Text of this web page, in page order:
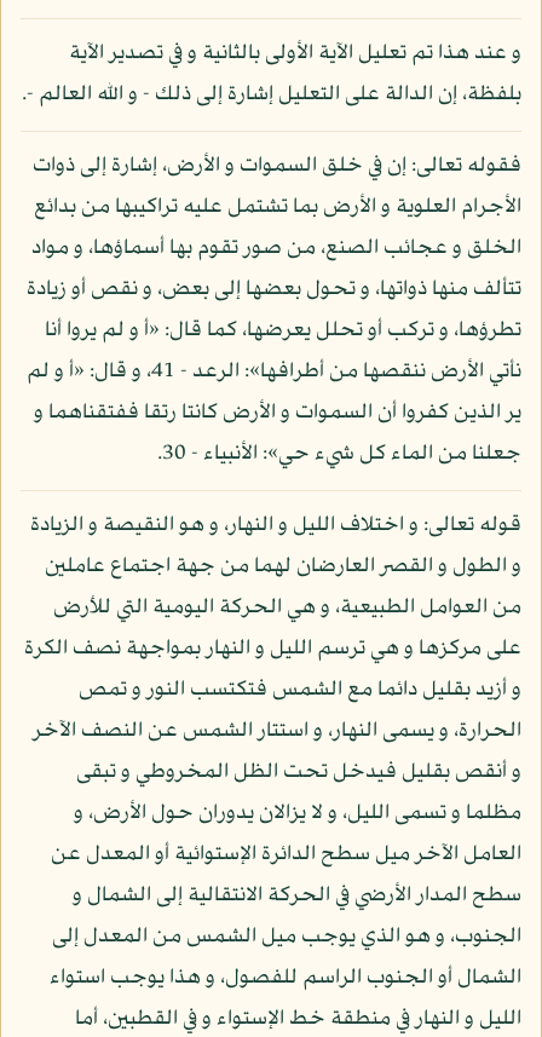
و عند هذا تم تعليل الآية الأولى بالثانية و في تصدير الآية
بلفظة، إن الدالة على التعليل إشارة إلى ذلك - و الله العالم -.
فقوله تعالى: إن في خلق السموات و الأرض، إشارة إلى ذوات
الأجرام العلوية و الأرض بما تشتمل عليه تراكيبها من بدائع
الخلق و عجائب الصنع، من صور تقوم بها أسماؤها، و مواد
تتألف منها ذواتها، و تحول بعضها إلى بعض، و نقص أو زيادة
تطرؤها، و تركب أو تحلل يعرضها، كما قال: «أ و لم يروا أنا
نأتي الأرض ننقصها من أطرافها»: الرعد - 41، و قال: «أ و لم
ير الذين كفروا أن السموات و الأرض كانتا رتقا ففتقناهما و
جعلنا من الماء كل شيء حي»: الأنبياء - 30.
قوله تعالى: و اختلاف الليل و النهار، و هو النقيصة و الزيادة
و الطول و القصر العارضان لهما من جهة اجتماع عاملين
من العوامل الطبيعية، و هي الحركة اليومية التي للأرض
على مركزها و هي ترسم الليل و النهار بمواجهة نصف الكرة
و أزيد بقليل دائما مع الشمس فتكتسب النور و تمص
الحرارة، و يسمى النهار، و استتار الشمس عن النصف الآخر
و أنقص بقليل فيدخل تحت الظل المخروطي و تبقى
مظلما و تسمى الليل، و لا يزالان يدوران حول الأرض، و
العامل الآخر ميل سطح الدائرة الإستوائية أو المعدل عن
سطح المدار الأرضي في الحركة الانتقالية إلى الشمال و
الجنوب، و هو الذي يوجب ميل الشمس من المعدل إلى
الشمال أو الجنوب الراسم للفصول، و هذا يوجب استواء
الليل و النهار في منطقة خط الإستواء و في القطبين، أما